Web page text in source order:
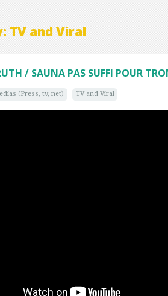
TV and Viral
/ SAUNA PAS SUFFI POUR
(Press, tv, net) TV and Viral